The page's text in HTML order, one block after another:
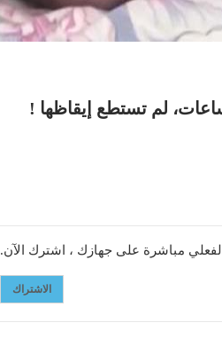
لم تستطع إيقاظها !
مباشرة على جهازك ، اشترك الآن.
الاشتراك